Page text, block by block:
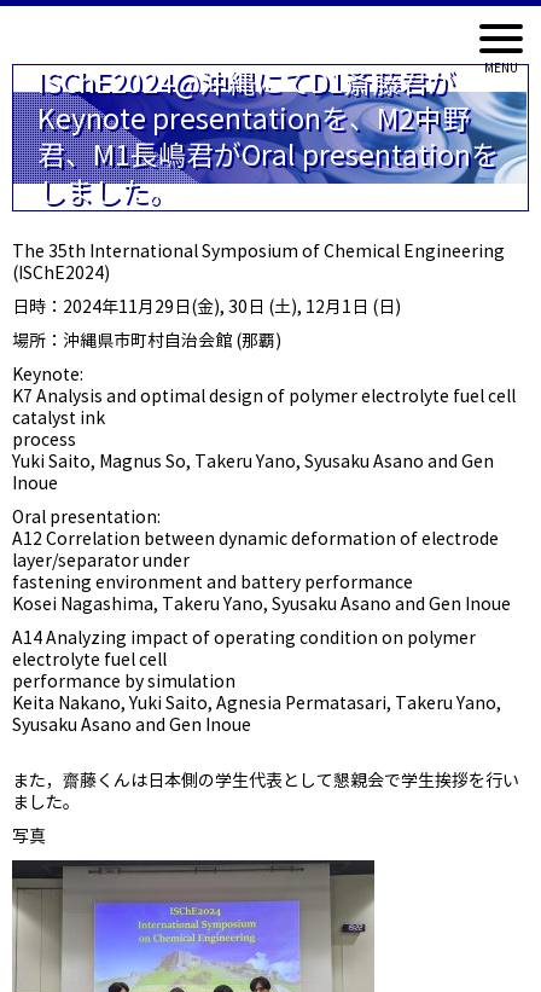
ISChE2024@沖縄にてD1斎藤君が
Keynote presentationを、M2中野
君、M1長嶋君がOral presentationを
しました。
The 35th International Symposium of Chemical Engineering
(ISChE2024)
日時：2024年11月29日(金), 30日 (土), 12月1日 (日)
場所：沖縄県市町村自治会館 (那覇)
Keynote:
K7 Analysis and optimal design of polymer electrolyte fuel cell
catalyst ink
process
Yuki Saito, Magnus So, Takeru Yano, Syusaku Asano and Gen
Inoue
Oral presentation:
A12 Correlation between dynamic deformation of electrode
layer/separator under
fastening environment and battery performance
Kosei Nagashima, Takeru Yano, Syusaku Asano and Gen Inoue
A14 Analyzing impact of operating condition on polymer
electrolyte fuel cell
performance by simulation
Keita Nakano, Yuki Saito, Agnesia Permatasari, Takeru Yano,
Syusaku Asano and Gen Inoue
また，齋藤くんは日本側の学生代表として懇親会で学生挨拶を行い
ました。
写真